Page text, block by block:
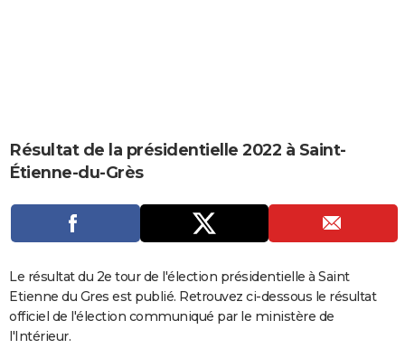
Carte de Noël
Carte Bonne année
Carte Saint-Valentin
Carte Pâques
Carte d'anniversaire
DICTIONNAIRE
PROGRAMME TV
COPAINS D'AVANT
S'inscrire
Se connecter
Lycées
Collèges
Primaires
Universités
Entreprises
Service militaire
Avis de recherche
AVIS DE DÉCÈS
FORUM
Résultat de la présidentielle 2022 à Saint-
Étienne-du-Grès
Le résultat du 2e tour de l'élection présidentielle à Saint
Etienne du Gres est publié. Retrouvez ci-dessous le résultat
officiel de l'élection communiqué par le ministère de
l'Intérieur.